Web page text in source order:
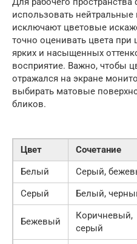
использовать
исключают цветовые
точно оценивать цвета при
ярких и насыщенных
восприятие. Важно, чтобы
отражался на экране
выбирать матовые
бликов.
Цвет Сочетание
Белый
Серый,
Серый
Белый,
Бежевый
Коричневый,
серый